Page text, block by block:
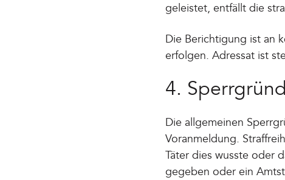
geleistet, entfällt die
Die Berichtigung ist an
erfolgen. Adressat ist
4.
Die allgemeinen
Voranmeldung.
Täter dies wusste oder
gegeben oder ein